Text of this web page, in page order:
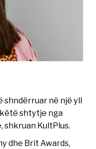
shndërruar në një yll
shtytje nga
shkruan KultPlus.
dhe Brit Awards,